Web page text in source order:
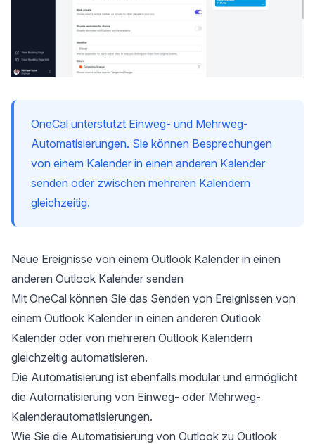
OneCal unterstützt Einweg- und Mehrweg-
Automatisierungen. Sie können Besprechungen
von einem Kalender in einen anderen Kalender
senden oder zwischen mehreren Kalendern
gleichzeitig.
Neue Ereignisse von einem Outlook Kalender in einen
anderen Outlook Kalender senden
Mit OneCal können Sie das Senden von Ereignissen von
einem Outlook Kalender in einen anderen Outlook
Kalender oder von mehreren Outlook Kalendern
gleichzeitig automatisieren.
Die Automatisierung ist ebenfalls modular und ermöglicht
die Automatisierung von Einweg- oder Mehrweg-
Kalenderautomatisierungen.
Wie Sie die Automatisierung von Outlook zu Outlook